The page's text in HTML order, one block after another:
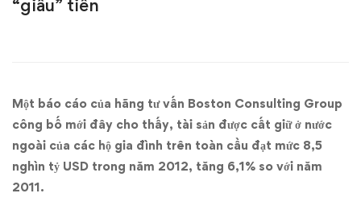
giàu
giới
thích
“giấu”
tiền
“giấu” tiền
Một báo cáo của hãng tư vấn Boston Consulting Group
công bố mới đây cho thấy, tài sản được cất giữ ở nước
ngoài của các hộ gia đình trên toàn cầu đạt mức 8,5
nghìn tỷ USD trong năm 2012, tăng 6,1% so với năm
2011.